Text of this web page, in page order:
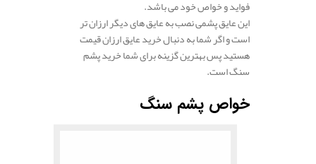
فواید و خواص خود می باشد.
این عایق پشمی نصب به عایق های دیگر ارزان تر
است و اگر شما به دنبال خرید عایق ارزان قیمت
هستید پس بهترین گزینه برای شما خرید پشم
سنگ است.
خواص پشم سنگ